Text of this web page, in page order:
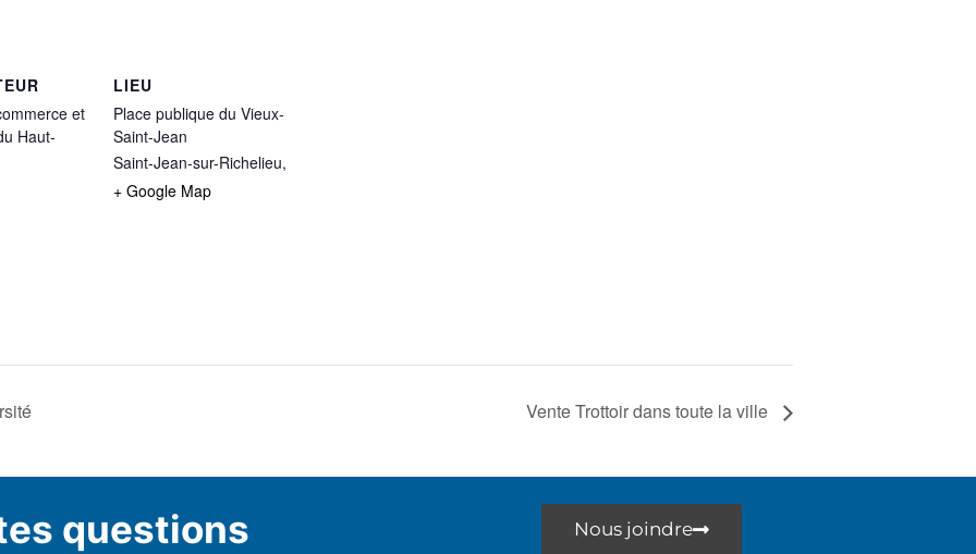
et
Haut-
LIEU
Place publique du Vieux-
Saint-Jean
Saint-Jean-sur-Richelieu,
+ Google Map
Vente Trottoir dans toute la ville
questions Nous joindre